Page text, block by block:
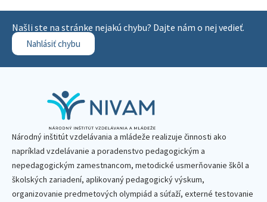
Našli ste na stránke nejakú chybu? Dajte nám o nej vedieť.
Nahlásiť chybu
Národný inštitút vzdelávania a mládeže realizuje činnosti ako
napríklad vzdelávanie a poradenstvo pedagogickým a
nepedagogickým zamestnancom, metodické usmerňovanie škôl a
školských zariadení, aplikovaný pedagogický výskum,
organizovanie predmetových olympiád a súťaží, externé testovanie